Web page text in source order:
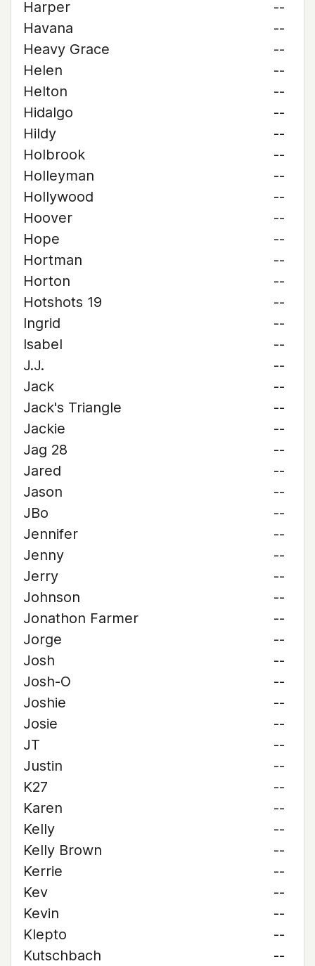
Harper
--
Havana
--
Heavy Grace
--
Helen
--
Helton
--
Hidalgo
--
Hildy
--
Holbrook
--
Holleyman
--
Hollywood
--
Hoover
--
Hope
--
Hortman
--
Horton
--
Hotshots 19
--
Ingrid
--
Isabel
--
J.J.
--
Jack
--
Jack's Triangle
--
Jackie
--
Jag 28
--
Jared
--
Jason
--
JBo
--
Jennifer
--
Jenny
--
Jerry
--
Johnson
--
Jonathon Farmer
--
Jorge
--
Josh
--
Josh-O
--
Joshie
--
Josie
--
JT
--
Justin
--
K27
--
Karen
--
Kelly
--
Kelly Brown
--
Kerrie
--
Kev
--
Kevin
--
Klepto
--
Kutschbach
--